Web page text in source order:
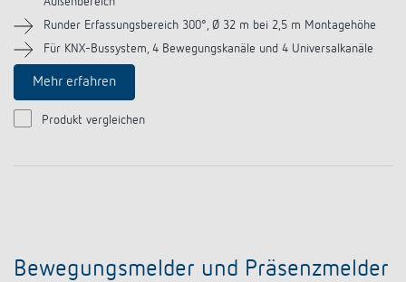
Runder Erfassungsbereich 300°, Ø 32 m bei 2,5 m Montagehöhe
Für KNX-Bussystem, 4 Bewegungskanäle und 4 Universalkanäle
Mehr erfahren
Produkt vergleichen
Bewegungsmelder und Präsenzmelder